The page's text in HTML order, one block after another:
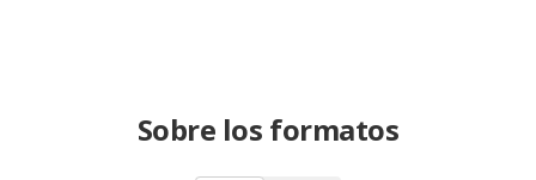
Sobre los formatos